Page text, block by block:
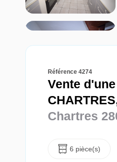
Référence 4274
Vente
Chartres
6 pièce(s)